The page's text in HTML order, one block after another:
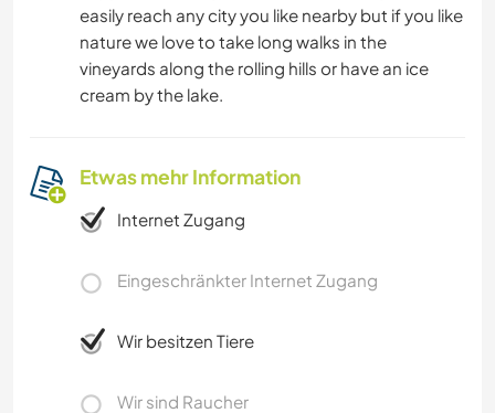
easily reach any city you like nearby but if you like
nature we love to take long walks in the
vineyards along the rolling hills or have an ice
cream by the lake.
Etwas mehr Information
Internet Zugang
Eingeschränkter Internet Zugang
Wir besitzen Tiere
Wir sind Raucher